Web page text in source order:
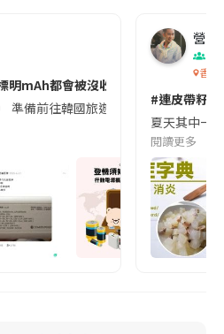
明mAh都會被沒收😱出發前切記檢查
準備前往韓國旅遊的民眾，近期要
營養
香港
#連皮帶籽
夏天其中一
閱讀更多